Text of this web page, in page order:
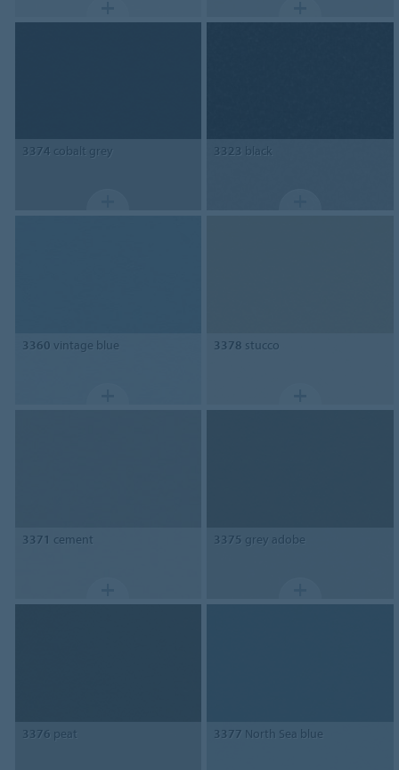
3374 cobalt grey 3323 black
3360 vintage blue 3378 stucco
3371 cement 3375 grey adobe
3376 peat 3377 North Sea blue